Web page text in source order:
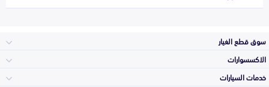
سوق قطع الغيار
الاكسسوارات
خدمات السيارات